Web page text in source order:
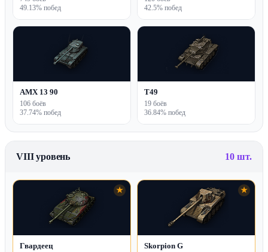
49.13% побед
42.5% побед
AMX 13 90
106 боёв
37.74% побед
T49
19 боёв
36.84% побед
VIII уровень 10 шт.
★
Гвардеец
★
Skorpion G